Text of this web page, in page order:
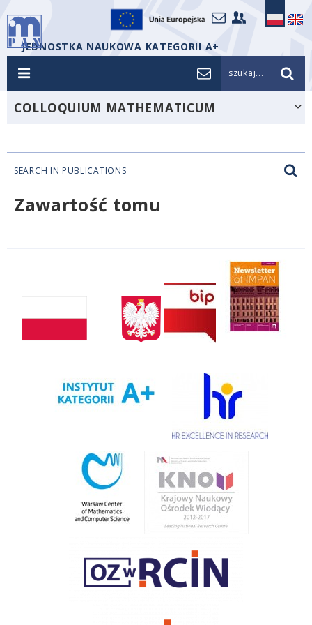
JEDNOSTKA NAUKOWA KATEGORII A+
szukaj...
COLLOQUIUM MATHEMATICUM
SEARCH IN PUBLICATIONS
Zawartość tomu